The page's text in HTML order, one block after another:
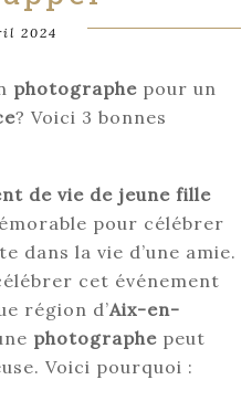
2024
photographe pour un
? Voici 3 bonnes
de vie de jeune fille
pour célébrer
la vie d’une amie.
cet événement
région d’Aix-en-
photographe peut
Voici pourquoi :